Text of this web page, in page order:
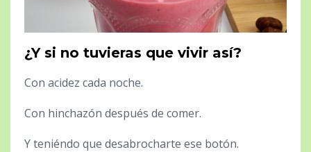
¿Y si no tuvieras que vivir así?
Con acidez cada noche.
Con hinchazón después de comer.
Y teniéndo que desabrocharte ese botón.